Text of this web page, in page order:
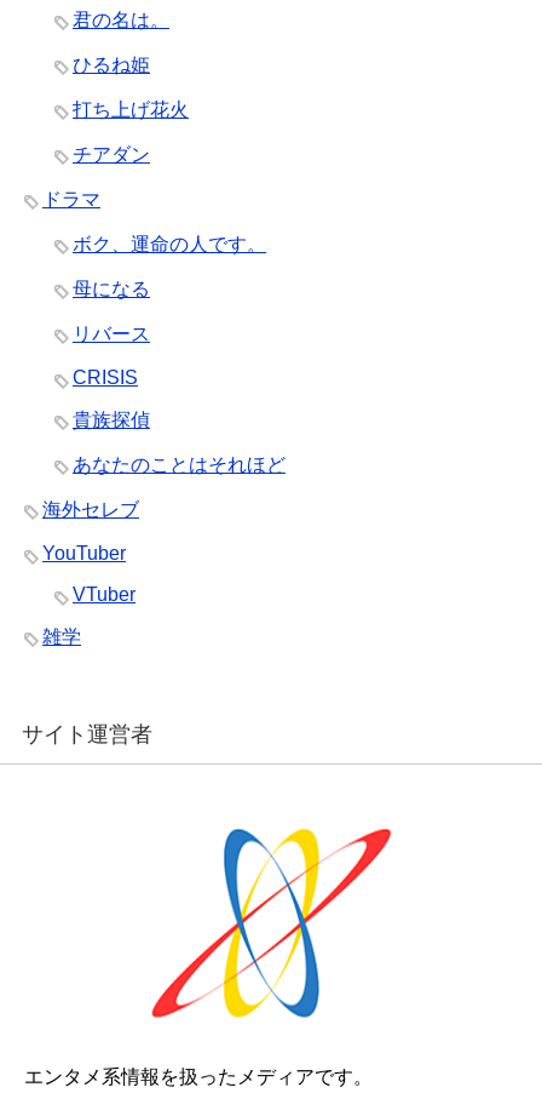
君の名は。
ひるね姫
打ち上げ花火
チアダン
ドラマ
ボク、運命の人です。
母になる
リバース
CRISIS
貴族探偵
あなたのことはそれほど
海外セレブ
YouTuber
VTuber
雑学
サイト運営者
エンタメ系情報を扱ったメディアです。